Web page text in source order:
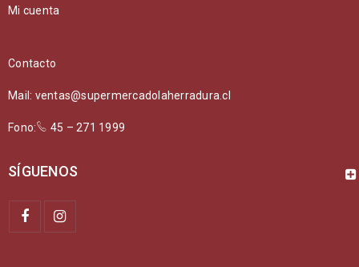
Mi cuenta
Contacto
Mail: ventas@supermercadolaherradura.cl
Fono: 45 – 271 1999
SÍGUENOS